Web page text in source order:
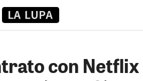
con Netflix